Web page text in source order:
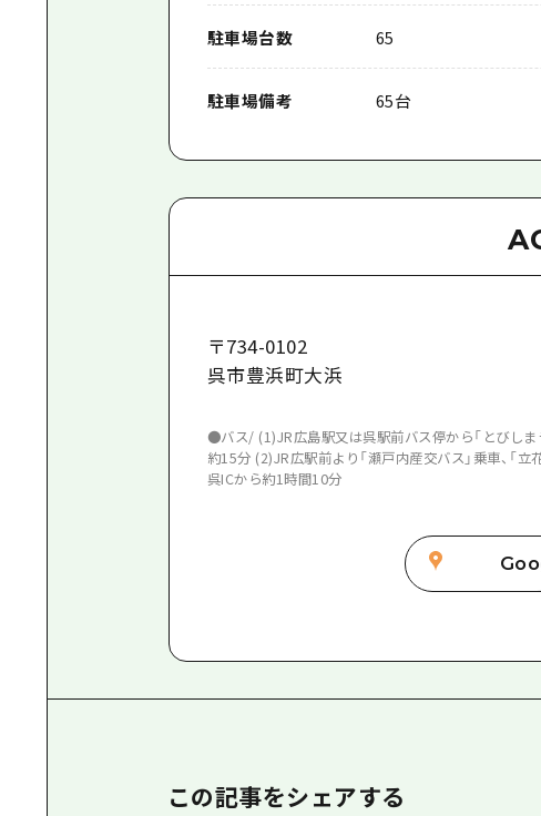
駐車場台数 65
駐車場備考 65台
〒734-0102
呉市豊浜町大浜
●バス/ (1)JR広島駅又は呉駅前バス停から「とびしま
約15分 (2)JR広駅前より「瀬戸内産交バス」乗車、「
呉ICから約1時間10分
この記事をシェアする